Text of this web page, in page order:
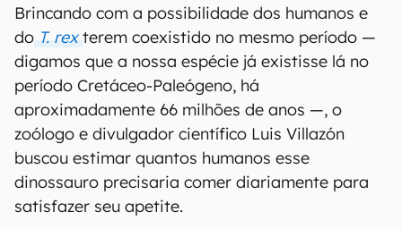
Brincando com a possibilidade dos humanos e
do T. rex terem coexistido no mesmo período —
digamos que a nossa espécie já existisse lá no
período Cretáceo-Paleógeno, há
aproximadamente 66 milhões de anos —, o
zoólogo e divulgador científico Luis Villazón
buscou estimar quantos humanos esse
dinossauro precisaria comer diariamente para
satisfazer seu apetite.